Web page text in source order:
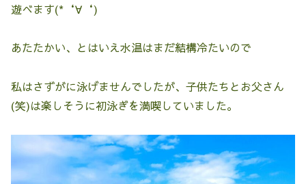
遊べます(*‘∀‘)
あたたかい、とはいえ水温はまだ結構冷たいので
私はさずがに泳げませんでしたが、子供たちとお父さん
(笑)は楽しそうに初泳ぎを満喫していました。